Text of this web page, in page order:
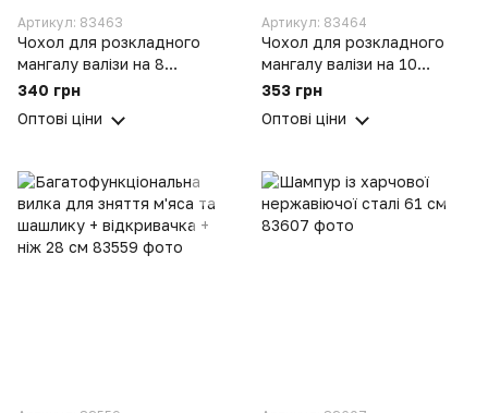
Артикул: 83463
Чохол для розкладного
мангалу валізи на 8
шампурів
340 грн
Оптові ціни
Артикул: 83464
Чохол для розкладного
мангалу валізи на 10
шампурів
353 грн
Оптові ціни